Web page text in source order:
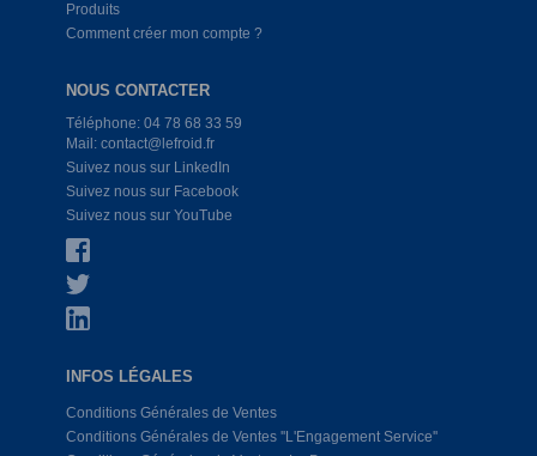
Produits
Comment créer mon compte ?
NOUS CONTACTER
Téléphone: 04 78 68 33 59
Mail: contact@lefroid.fr
Suivez nous sur LinkedIn
Suivez nous sur Facebook
Suivez nous sur YouTube
INFOS LÉGALES
Conditions Générales de Ventes
Conditions Générales de Ventes ''L'Engagement Service''